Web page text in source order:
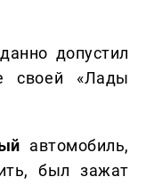
допустил
своей «Лады
автомобиль,
был зажат